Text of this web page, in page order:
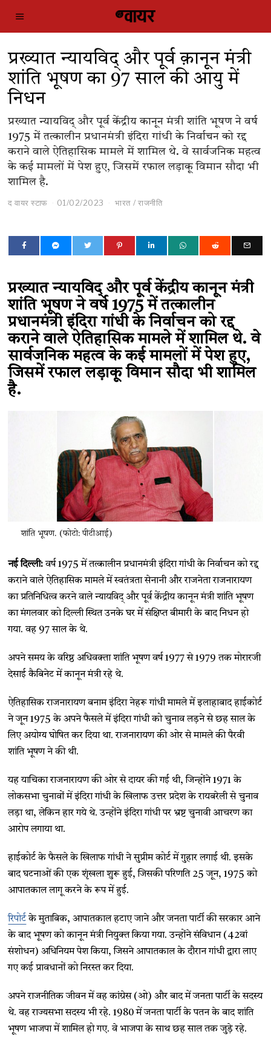
प्रख्यात न्यायविद् और पूर्व क़ानून मंत्री
शांति भूषण का 97 साल की आयु में
निधन
प्रख्यात न्यायविद् और पूर्व केंद्रीय कानून मंत्री शांति भूषण ने वर्ष
1975 में तत्कालीन प्रधानमंत्री इंदिरा गांधी के निर्वाचन को रद्द
कराने वाले ऐतिहासिक मामले में शामिल थे. वे सार्वजनिक महत्व
के कई मामलों में पेश हुए, जिसमें रफाल लड़ाकू विमान सौदा भी
शामिल है.
द वायर स्टाफ 01/02/2023 भारत / राजनीति
प्रख्यात न्यायविद् और पूर्व केंद्रीय कानून मंत्री
शांति भूषण ने वर्ष 1975 में तत्कालीन
प्रधानमंत्री इंदिरा गांधी के निर्वाचन को रद्द
कराने वाले ऐतिहासिक मामले में शामिल थे. वे
सार्वजनिक महत्व के कई मामलों में पेश हुए,
जिसमें रफाल लड़ाकू विमान सौदा भी शामिल
है.
शांति भूषण. (फोटो: पीटीआई)
नई दिल्ली:वर्ष 1975 में तत्कालीन प्रधानमंत्री इंदिरा गांधी के निर्वाचन को रद्द
कराने वाले ऐतिहासिक मामले में स्वतंत्रता सेनानी और राजनेता राजनारायण
का प्रतिनिधित्व करने वाले न्यायविद् और पूर्व केंद्रीय कानून मंत्री शांति भूषण
का मंगलवार को दिल्ली स्थित उनके घर में संक्षिप्त बीमारी के बाद निधन हो
गया. वह 97 साल के थे.
अपने समय के वरिष्ठ अधिवक्ता शांति भूषण वर्ष 1977 से 1979 तक मोरारजी
देसाई कैबिनेट में कानून मंत्री रहे थे.
ऐतिहासिक राजनारायण बनाम इंदिरा नेहरू गांधी मामले में इलाहाबाद हाईकोर्ट
ने जून 1975 के अपने फैसले में इंदिरा गांधी को चुनाव लड़ने से छह साल के
लिए अयोग्य घोषित कर दिया था. राजनारायण की ओर से मामले की पैरवी
शांति भूषण ने की थी.
यह याचिका राजनारायण की ओर से दायर की गई थी, जिन्होंने 1971 के
लोकसभा चुनावों में इंदिरा गांधी के खिलाफ उत्तर प्रदेश के रायबरेली से चुनाव
लड़ा था, लेकिन हार गये थे. उन्होंने इंदिरा गांधी पर भ्रष्ट चुनावी आचरण का
आरोप लगाया था.
हाईकोर्ट के फैसले के खिलाफ गांधी ने सुप्रीम कोर्ट में गुहार लगाई थी. इसके
बाद घटनाओं की एक शृंखला शुरू हुई, जिसकी परिणति 25 जून, 1975 को
आपातकाल लागू करने के रूप में हुई.
रिपोर्टके मुताबिक, आपातकाल हटाए जाने और जनता पार्टी की सरकार आने
के बाद भूषण को कानून मंत्री नियुक्त किया गया. उन्होंने संविधान (42वां
संशोधन) अधिनियम पेश किया, जिसने आपातकाल के दौरान गांधी द्वारा लाए
गए कई प्रावधानों को निरस्त कर दिया.
अपने राजनीतिक जीवन में वह कांग्रेस (ओ) और बाद में जनता पार्टी के सदस्य
थे. वह राज्यसभा सदस्य भी रहे. 1980 में जनता पार्टी के पतन के बाद शांति
भूषण भाजपा में शामिल हो गए. वे भाजपा के साथ छह साल तक जुड़े रहे.